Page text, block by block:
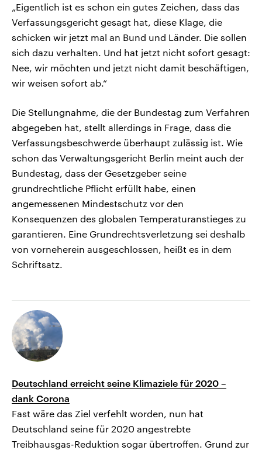
„Eigentlich ist es schon ein gutes Zeichen, dass das
Verfassungsgericht gesagt hat, diese Klage, die
schicken wir jetzt mal an Bund und Länder. Die sollen
sich dazu verhalten. Und hat jetzt nicht sofort gesagt:
Nee, wir möchten und jetzt nicht damit beschäftigen,
wir weisen sofort ab.“
Die Stellungnahme, die der Bundestag zum Verfahren
abgegeben hat, stellt allerdings in Frage, dass die
Verfassungsbeschwerde überhaupt zulässig ist. Wie
schon das Verwaltungsgericht Berlin meint auch der
Bundestag, dass der Gesetzgeber seine
grundrechtliche Pflicht erfüllt habe, einen
angemessenen Mindestschutz vor den
Konsequenzen des globalen Temperaturanstieges zu
garantieren. Eine Grundrechtsverletzung sei deshalb
von vorneherein ausgeschlossen, heißt es in dem
Schriftsatz.
Deutschland erreicht seine Klimaziele für 2020 –
dank Corona
Fast wäre das Ziel verfehlt worden, nun hat
Deutschland seine für 2020 angestrebte
Treibhausgas-Reduktion sogar übertroffen. Grund zur